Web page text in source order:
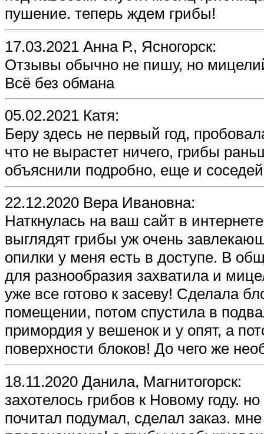
пушение. теперь ждем грибы!
17.03.2021 Анна Р., Ясногорск:
Отзывы обычно не пишу, но
Всё без обмана
05.02.2021 Катя:
Беру здесь не первый год,
что не вырастет ничего, грибы
объяснили подробно, еще и
22.12.2020 Вера Ивановна:
Наткнулась на ваш сайт в
выглядят грибы уж очень
опилки у меня есть в доступе. В
для разнообразия захватила и
уже все готово к засеву! Сделала
помещении, потом спустила в
примордия у вешенок и у опят, а
поверхности блоков! До чего же
18.11.2020 Данила, Магнитогорск:
захотелось грибов к Новому году.
почитал подумал, сделал заказ.